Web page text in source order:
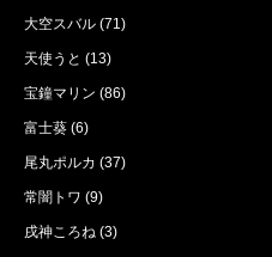
大空スバル (71)
天使うと (13)
宝鐘マリン (86)
富士葵 (6)
尾丸ポルカ (37)
常闇トワ (9)
戌神ころね (3)